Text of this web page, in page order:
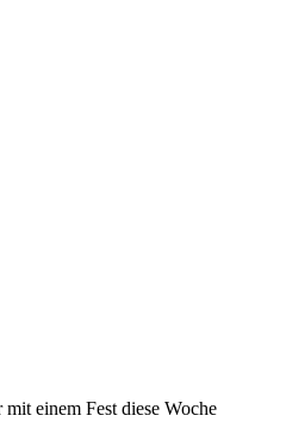
einem Fest diese Woche